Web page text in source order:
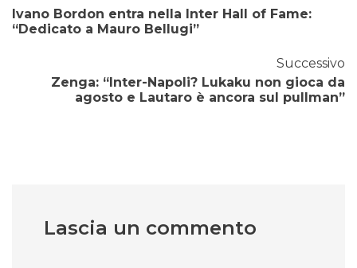
Ivano Bordon entra nella Inter Hall of Fame:
“Dedicato a Mauro Bellugi”
Successivo
Zenga: “Inter-Napoli? Lukaku non gioca da
agosto e Lautaro è ancora sul pullman”
Lascia un commento